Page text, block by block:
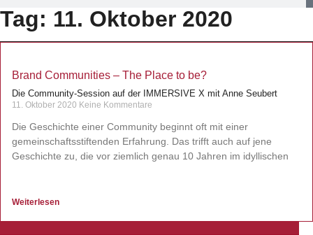
Tag: 11. Oktober 2020
Brand Communities – The Place to be?
Die Community-Session auf der IMMERSIVE X mit Anne Seubert
11. Oktober 2020 Keine Kommentare
Die Geschichte einer Community beginnt oft mit einer
gemeinschaftsstiftenden Erfahrung. Das trifft auch auf jene
Geschichte zu, die vor ziemlich genau 10 Jahren im idyllischen
Weiterlesen